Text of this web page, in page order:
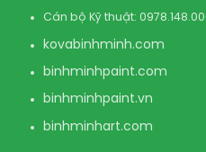
Cán bộ Kỹ thuật:
kovabinhminh.com
binhminhpaint.com
binhminhpaint.vn
binhminhart.com